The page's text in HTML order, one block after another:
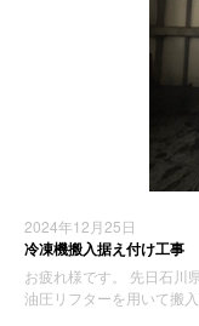
2024年12月25日
冷凍機搬入据え付け工事
お疲れ様です。 先日石川
油圧リフターを用いて搬